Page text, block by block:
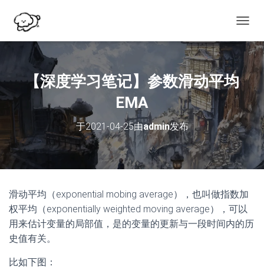
换
导
【深度学习笔记】参数滑动平均
EMA
于2021-04-25由admin发布
滑动平均（exponential mobing average），也叫做指数加
权平均（exponentially weighted moving average），可以
用来估计变量的局部值，是的变量的更新与一段时间内的历
史值有关。
比如下图：